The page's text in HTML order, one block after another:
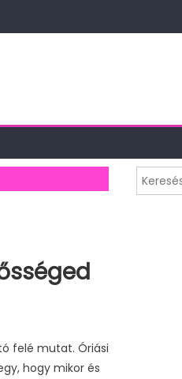
felé mutat. Óriási
hogy mikor és
Keresés: